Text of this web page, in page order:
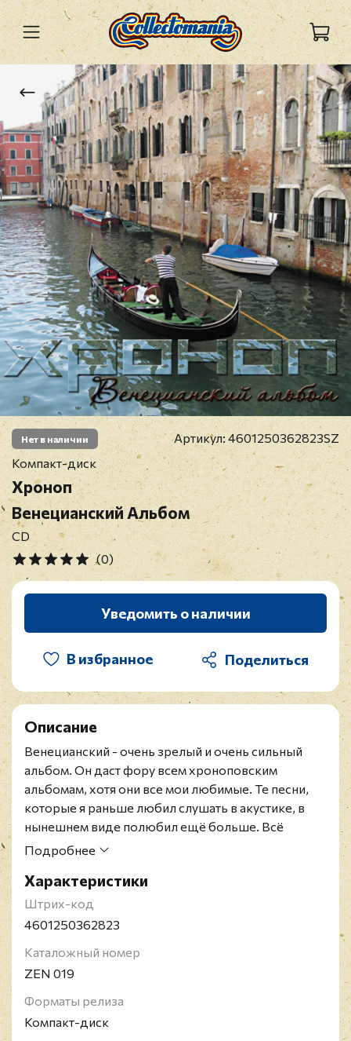
Нет в наличии Артикул:4601250362823SZ
Компакт-диск
Хроноп
Венецианский Альбом
CD
(0)
Уведомить о наличии
В избранное
Описание
Венецианский - очень зрелый и очень сильный
альбом. Он даст фору всем хроноповским
альбомам, хотя они все мои любимые. Те песни,
которые я раньше любил слушать в акустике, в
нынешнем виде полюбил ещё больше. Всё
бережно и красиво получилось. "В руках дурака",
шедевры". Захар Прилепин
Подробнее
Характеристики
Штрих-код
4601250362823
Каталожный номер
ZEN 019
Форматы релиза
Компакт-диск